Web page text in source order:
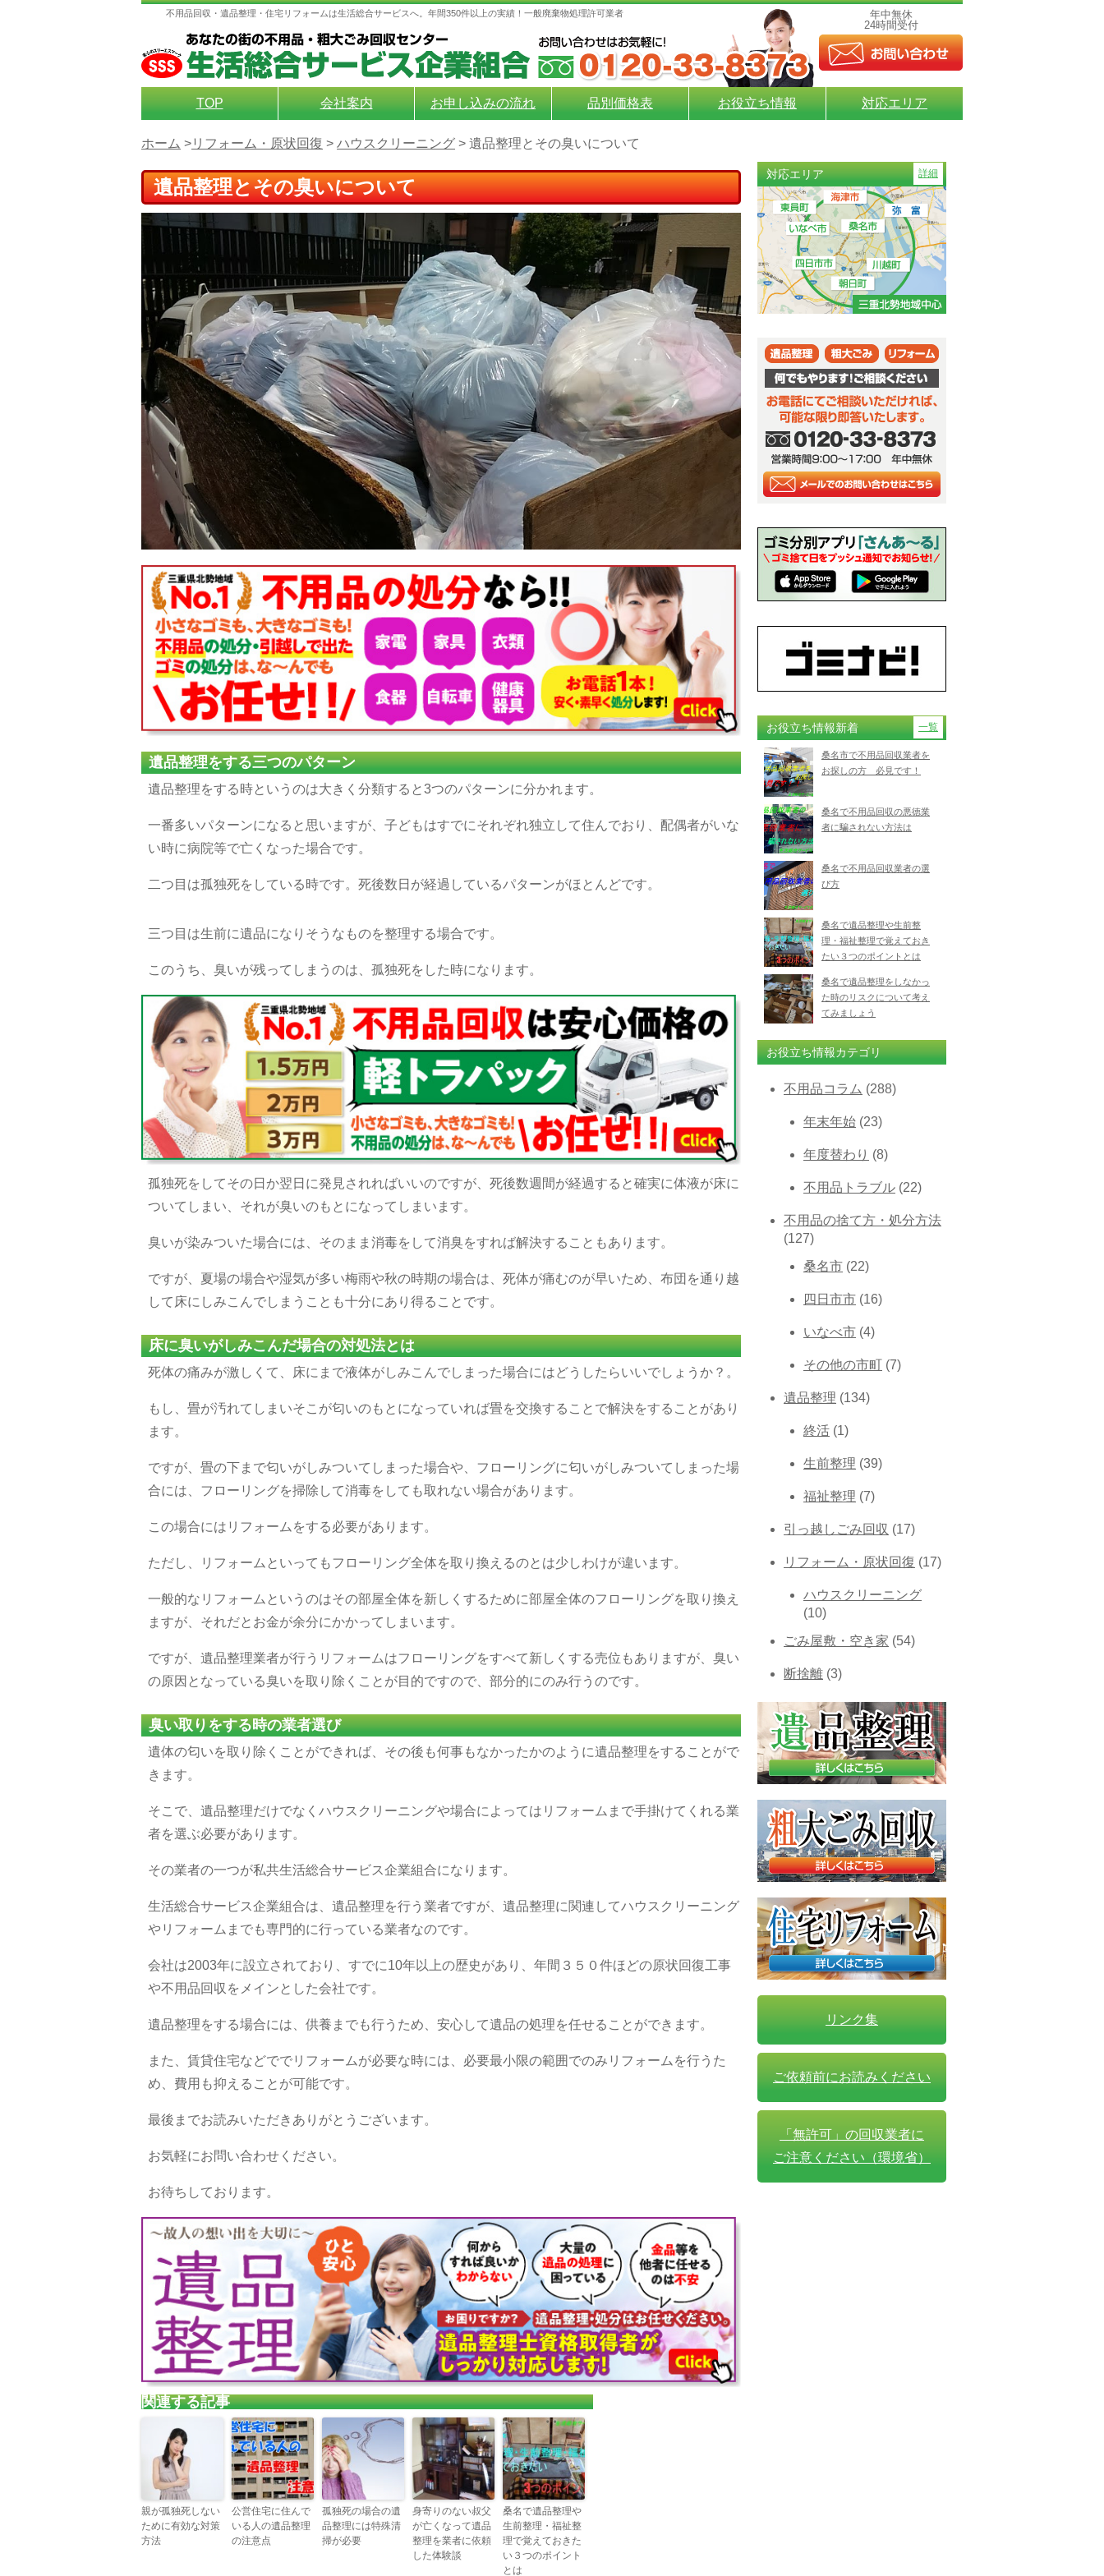
不用品回収・遺品整理・住宅リフォームは生活総合サービスへ。年間350件以上の実績！一般廃棄物処理許可業者
年中無休
24時間受付
TOP 会社案内 お申し込みの流れ 品別価格表 お役立ち情報 対応エリア
ホーム >リフォーム・原状回復 > ハウスクリーニング > 遺品整理とその臭いについて
遺品整理とその臭いについて
遺品整理をする三つのパターン
遺品整理をする時というのは大きく分類すると3つのパターンに分かれます。
一番多いパターンになると思いますが、子どもはすでにそれぞれ独立して住んでおり、配偶者がいな
い時に病院等で亡くなった場合です。
二つ目は孤独死をしている時です。死後数日が経過しているパターンがほとんどです。
三つ目は生前に遺品になりそうなものを整理する場合です。
このうち、臭いが残ってしまうのは、孤独死をした時になります。
孤独死をしてその日か翌日に発見されればいいのですが、死後数週間が経過すると確実に体液が床に
ついてしまい、それが臭いのもとになってしまいます。
臭いが染みついた場合には、そのまま消毒をして消臭をすれば解決することもあります。
ですが、夏場の場合や湿気が多い梅雨や秋の時期の場合は、死体が痛むのが早いため、布団を通り越
して床にしみこんでしまうことも十分にあり得ることです。
床に臭いがしみこんだ場合の対処法とは
死体の痛みが激しくて、床にまで液体がしみこんでしまった場合にはどうしたらいいでしょうか？。
もし、畳が汚れてしまいそこが匂いのもとになっていれば畳を交換することで解決をすることがあり
ます。
ですが、畳の下まで匂いがしみついてしまった場合や、フローリングに匂いがしみついてしまった場
合には、フローリングを掃除して消毒をしても取れない場合があります。
この場合にはリフォームをする必要があります。
ただし、リフォームといってもフローリング全体を取り換えるのとは少しわけが違います。
一般的なリフォームというのはその部屋全体を新しくするために部屋全体のフローリングを取り換え
ますが、それだとお金が余分にかかってしまいます。
ですが、遺品整理業者が行うリフォームはフローリングをすべて新しくする売位もありますが、臭い
の原因となっている臭いを取り除くことが目的ですので、部分的にのみ行うのです。
臭い取りをする時の業者選び
遺体の匂いを取り除くことができれば、その後も何事もなかったかのように遺品整理をすることがで
きます。
そこで、遺品整理だけでなくハウスクリーニングや場合によってはリフォームまで手掛けてくれる業
者を選ぶ必要があります。
その業者の一つが私共生活総合サービス企業組合になります。
生活総合サービス企業組合は、遺品整理を行う業者ですが、遺品整理に関連してハウスクリーニング
やリフォームまでも専門的に行っている業者なのです。
会社は2003年に設立されており、すでに10年以上の歴史があり、年間３５０件ほどの原状回復工事
や不用品回収をメインとした会社です。
遺品整理をする場合には、供養までも行うため、安心して遺品の処理を任せることができます。
また、賃貸住宅などででリフォームが必要な時には、必要最小限の範囲でのみリフォームを行うた
め、費用も抑えることが可能です。
最後までお読みいただきありがとうございます。
お気軽にお問い合わせください。
お待ちしております。
関連する記事
親が孤独死しない
ために有効な対策
方法
公営住宅に住んで
いる人の遺品整理
の注意点
孤独死の場合の遺
品整理には特殊清
掃が必要
身寄りのない叔父
が亡くなって遺品
整理を業者に依頼
した体験談
桑名で遺品整理や
生前整理・福祉整
理で覚えておきた
い３つのポイント
とは
対応エリア 詳細
お役立ち情報新着 一覧
桑名市で不用品回収業者を
お探しの方 必見です！
桑名で不用品回収の悪徳業
者に騙されない方法は
桑名で不用品回収業者の選
び方
桑名で遺品整理や生前整
理・福祉整理で覚えておき
たい３つのポイントとは
桑名で遺品整理をしなかっ
た時のリスクについて考え
てみましょう
お役立ち情報カテゴリ
不用品コラム (288)
年末年始 (23)
年度替わり (8)
不用品トラブル (22)
不用品の捨て方・処分方法
(127)
桑名市 (22)
四日市市 (16)
いなべ市 (4)
その他の市町 (7)
遺品整理 (134)
終活 (1)
生前整理 (39)
福祉整理 (7)
引っ越しごみ回収 (17)
リフォーム・原状回復 (17)
ハウスクリーニング
(10)
ごみ屋敷・空き家 (54)
断捨離 (3)
リンク集
ご依頼前にお読みください
「無許可」の回収業者に
ご注意ください（環境省）